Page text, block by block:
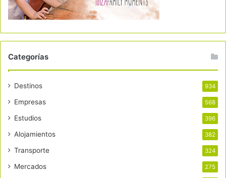
Categorías
Destinos 934
Empresas 568
Estudios 396
Alojamientos 382
Transporte 324
Mercados 275